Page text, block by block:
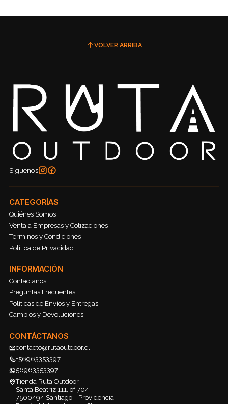
VOLVER ARRIBA
Síguenos
CATEGORÍAS
Quiénes Somos
Venta a Empresas y Cotizaciones
Terminos y Condiciones
Política de Privacidad
INFORMACIÓN
Contactanos
Preguntas Frecuentes
Políticas de Envíos y Entregas
Cambios y Devoluciones
CONTÁCTANOS
contacto@rutaoutdoor.cl
+56963353397
56963353397
Tienda Ruta Outdoor
Santa Beatriz 111, of 704
7500494 Santiago - Providencia